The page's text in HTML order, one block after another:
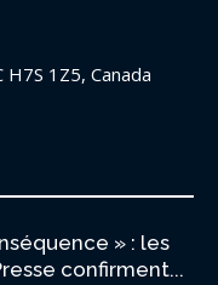
1Z5, Canada
» : les
confirment...